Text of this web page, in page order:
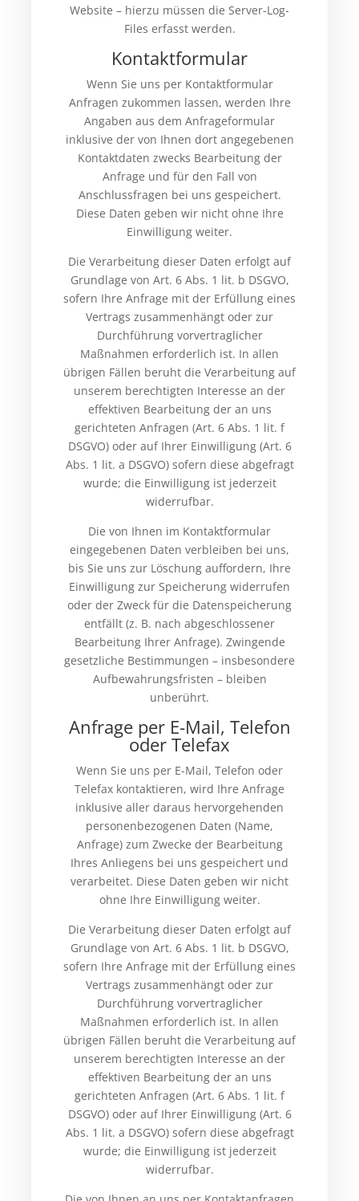
Website – hierzu müssen die Server-Log-
Files erfasst werden.
Kontaktformular
Wenn Sie uns per Kontaktformular
Anfragen zukommen lassen, werden Ihre
Angaben aus dem Anfrageformular
inklusive der von Ihnen dort angegebenen
Kontaktdaten zwecks Bearbeitung der
Anfrage und für den Fall von
Anschlussfragen bei uns gespeichert.
Diese Daten geben wir nicht ohne Ihre
Einwilligung weiter.
Die Verarbeitung dieser Daten erfolgt auf
Grundlage von Art. 6 Abs. 1 lit. b DSGVO,
sofern Ihre Anfrage mit der Erfüllung eines
Vertrags zusammenhängt oder zur
Durchführung vorvertraglicher
Maßnahmen erforderlich ist. In allen
übrigen Fällen beruht die Verarbeitung auf
unserem berechtigten Interesse an der
effektiven Bearbeitung der an uns
gerichteten Anfragen (Art. 6 Abs. 1 lit. f
DSGVO) oder auf Ihrer Einwilligung (Art. 6
Abs. 1 lit. a DSGVO) sofern diese abgefragt
wurde; die Einwilligung ist jederzeit
widerrufbar.
Die von Ihnen im Kontaktformular
eingegebenen Daten verbleiben bei uns,
bis Sie uns zur Löschung auffordern, Ihre
Einwilligung zur Speicherung widerrufen
oder der Zweck für die Datenspeicherung
entfällt (z. B. nach abgeschlossener
Bearbeitung Ihrer Anfrage). Zwingende
gesetzliche Bestimmungen – insbesondere
Aufbewahrungsfristen – bleiben
unberührt.
Anfrage per E-Mail, Telefon
oder Telefax
Wenn Sie uns per E-Mail, Telefon oder
Telefax kontaktieren, wird Ihre Anfrage
inklusive aller daraus hervorgehenden
personenbezogenen Daten (Name,
Anfrage) zum Zwecke der Bearbeitung
Ihres Anliegens bei uns gespeichert und
verarbeitet. Diese Daten geben wir nicht
ohne Ihre Einwilligung weiter.
Die Verarbeitung dieser Daten erfolgt auf
Grundlage von Art. 6 Abs. 1 lit. b DSGVO,
sofern Ihre Anfrage mit der Erfüllung eines
Vertrags zusammenhängt oder zur
Durchführung vorvertraglicher
Maßnahmen erforderlich ist. In allen
übrigen Fällen beruht die Verarbeitung auf
unserem berechtigten Interesse an der
effektiven Bearbeitung der an uns
gerichteten Anfragen (Art. 6 Abs. 1 lit. f
DSGVO) oder auf Ihrer Einwilligung (Art. 6
Abs. 1 lit. a DSGVO) sofern diese abgefragt
wurde; die Einwilligung ist jederzeit
widerrufbar.